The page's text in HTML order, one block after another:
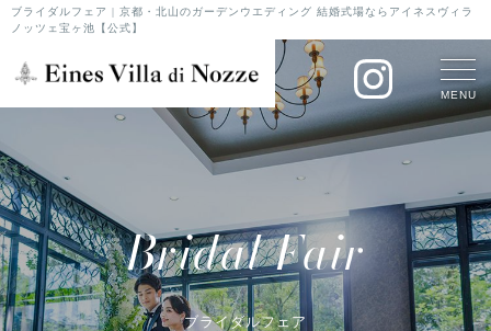
ブライダルフェア | 京都・北山のガーデンウエディング 結婚式場ならアイネスヴィラ
ノッツェ宝ヶ池【公式】
MENU
Bridal Fair
ブライダルフェア